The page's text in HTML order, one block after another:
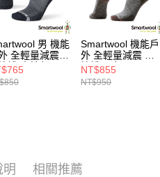
男 機能
全輕量減震
襪 中性灰
Smartwool 機能戶
外 全輕量減震 中
筒襪 淡灰
NT$855
NT$950
明 相關推薦